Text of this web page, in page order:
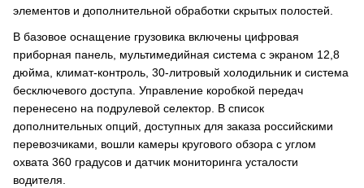
элементов и дополнительной обработки скрытых полостей.
В базовое оснащение грузовика включены цифровая
приборная панель, мультимедийная система с экраном 12,8
дюйма, климат-контроль, 30-литровый холодильник и система
бесключевого доступа. Управление коробкой передач
перенесено на подрулевой селектор. В список
дополнительных опций, доступных для заказа российскими
перевозчиками, вошли камеры кругового обзора с углом
охвата 360 градусов и датчик мониторинга усталости
водителя.